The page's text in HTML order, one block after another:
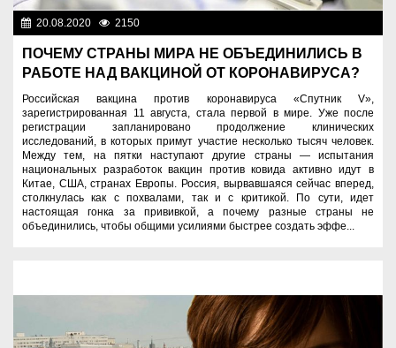
20.08.2020 2150
ПОЧЕМУ СТРАНЫ МИРА НЕ ОБЪЕДИНИЛИСЬ В
РАБОТЕ НАД ВАКЦИНОЙ ОТ КОРОНАВИРУСА?
Российская вакцина против коронавируса «Спутник V»,
зарегистрированная 11 августа, стала первой в мире. Уже после
регистрации запланировано продолжение клинических
исследований, в которых примут участие несколько тысяч человек.
Между тем, на пятки наступают другие страны — испытания
национальных разработок вакцин против ковида активно идут в
Китае, США, странах Европы. Россия, вырвавшаяся сейчас вперед,
столкнулась как с похвалами, так и с критикой. По сути, идет
настоящая гонка за прививкой, а почему разные страны не
объединились, чтобы общими усилиями быстрее создать эффе...